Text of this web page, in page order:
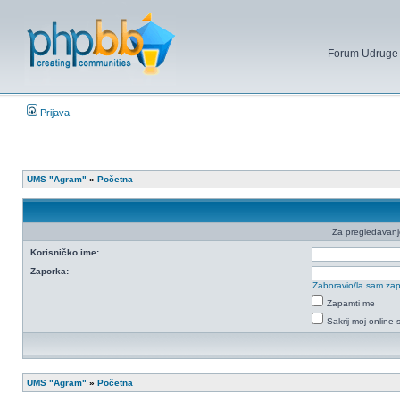
Forum
Prijava
UMS "Agram" » Početna
Za
Korisničko ime:
Zaporka:
Zaboravio/la sam
Zapamti me
Sakrij moj online
UMS "Agram" » Početna